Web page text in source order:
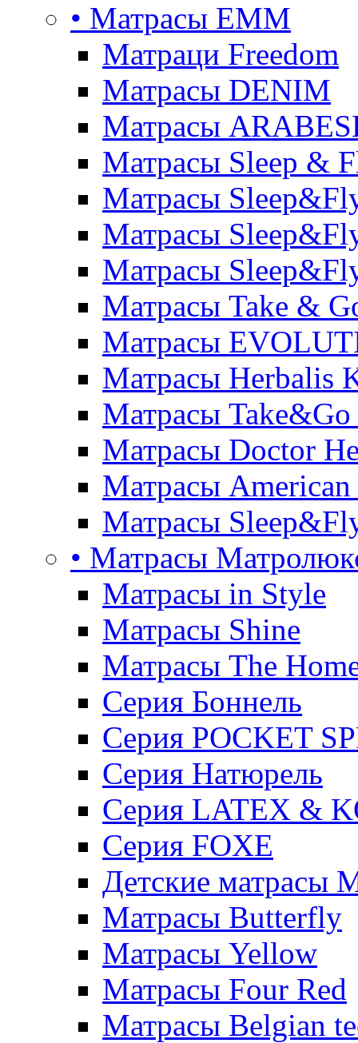
• Матрасы ЕММ
Матраци Freedom
Матрасы DENIM
Матрасы
Матрасы Sleep &
Матрасы
Матрасы
Матрасы
Матрасы Take &
Матрасы
Матрасы Herbalis
Матрасы Take&Go
Матрасы Doctor
Матрасы American
Матрасы
• Матрасы
Матрасы in Style
Матрасы Shine
Матрасы The
Серия Боннель
Серия POCKET
Серия Натюрель
Серия LATEX &
Серия FOXE
Детские матрасы
Матрасы Butterfly
Матрасы Yellow
Матрасы Four Red
Матрасы Belgian